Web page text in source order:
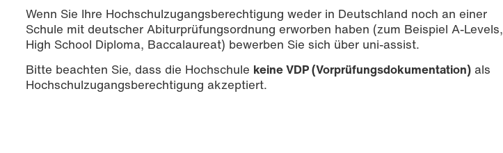
Wenn Sie Ihre Hochschulzugangsberechtigung weder in Deutschland noch an einer
Schule mit deutscher Abiturprüfungsordnung erworben haben (zum Beispiel A-Levels,
High School Diploma, Baccalaureat) bewerben Sie sich über uni-assist.
Bitte beachten Sie, dass die Hochschule keine VDP (Vorprüfungsdokumentation) als
Hochschulzugangsberechtigung akzeptiert.